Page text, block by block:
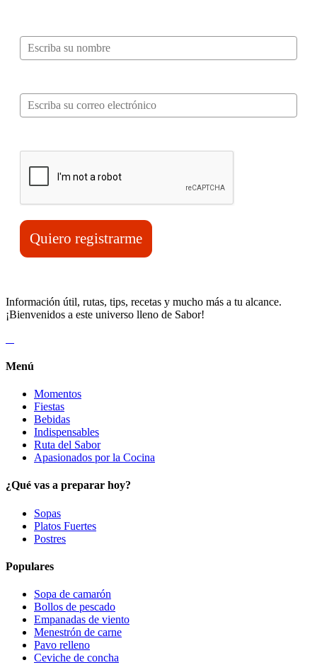
Quiero registrarme
Información útil, rutas, tips, recetas y mucho más a tu alcance.
¡Bienvenidos a este universo lleno de Sabor!
Menú
Momentos
Fiestas
Bebidas
Indispensables
Ruta del Sabor
Apasionados por la Cocina
¿Qué vas a preparar hoy?
Sopas
Platos Fuertes
Postres
Populares
Sopa de camarón
Bollos de pescado
Empanadas de viento
Menestrón de carne
Pavo relleno
Ceviche de concha